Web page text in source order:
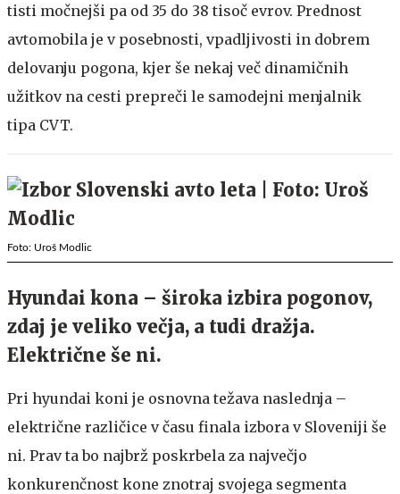
tisti močnejši pa od 35 do 38 tisoč evrov. Prednost
avtomobila je v posebnosti, vpadljivosti in dobrem
delovanju pogona, kjer še nekaj več dinamičnih
užitkov na cesti prepreči le samodejni menjalnik
tipa CVT.
Foto: Uroš Modlic
Hyundai kona – široka izbira pogonov,
zdaj je veliko večja, a tudi dražja.
Električne še ni.
Pri hyundai koni je osnovna težava naslednja –
električne različice v času finala izbora v Sloveniji še
ni. Prav ta bo najbrž poskrbela za največjo
konkurenčnost kone znotraj svojega segmenta